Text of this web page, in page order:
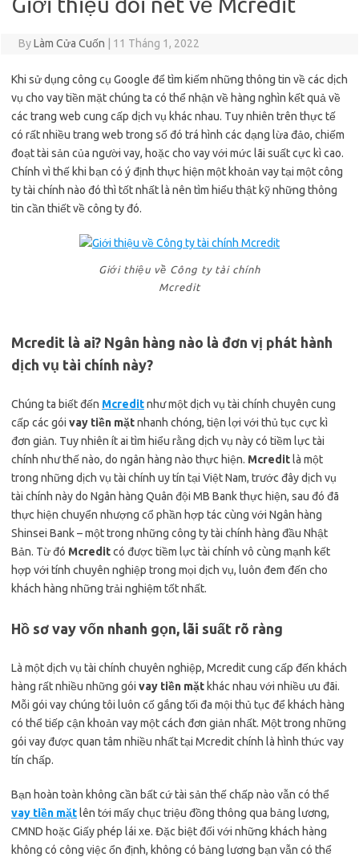
ByLàm Cửa Cuốn 11 Tháng 1, 2022
Khi sử dụng công cụ Google để tìm kiếm những thông tin về các dịch
vụ cho vay tiền mặt chúng ta có thể nhận về hàng nghìn kết quả về
các trang web cung cấp dịch vụ khác nhau. Tuy nhiên trên thực tế
có rất nhiều trang web trong số đó trá hình các dạng lừa đảo, chiếm
đoạt tài sản của người vay, hoặc cho vay với mức lãi suất cực kì cao.
Chính vì thế khi bạn có ý định thực hiện một khoản vay tại một công
ty tài chính nào đó thì tốt nhất là nên tìm hiểu thật kỹ những thông
tin cần thiết về công ty đó.
Giới thiệu về Công ty tài chính
Mcredit
Mcredit là ai? Ngân hàng nào là đơn vị phát hành
dịch vụ tài chính này?
Chúng ta biết đến Mcreditnhư một dịch vụ tài chính chuyên cung
cấp các gói vay tiền mặtnhanh chóng, tiện lợi với thủ tục cực kì
đơn giản. Tuy nhiên ít ai tìm hiểu rằng dịch vụ này có tiềm lực tài
chính như thế nào, do ngân hàng nào thực hiện. Mcredit là một
trong những dịch vụ tài chính uy tín tại Việt Nam, trước đây dịch vụ
tài chính này do Ngân hàng Quân đội MB Bank thực hiện, sau đó đã
thực hiện chuyển nhượng cổ phần hợp tác cùng với Ngân hàng
Shinsei Bank – một trong những công ty tài chính hàng đầu Nhật
Bản. Từ đó Mcreditcó được tiềm lực tài chính vô cùng mạnh kết
hợp với tính chuyên nghiệp trong mọi dịch vụ, luôn đem đến cho
khách hàng những trải nghiệm tốt nhất.
Hồ sơ vay vốn nhanh gọn, lãi suất rõ ràng
Là một dịch vụ tài chính chuyên nghiệp, Mcredit cung cấp đến khách
hàng rất nhiều những gói vay tiền mặt khác nhau với nhiều ưu đãi.
Mỗi gói vay chúng tôi luôn cố gắng tối đa mội thủ tục để khách hàng
có thể tiếp cận khoản vay một cách đơn giản nhất. Một trong những
gói vay được quan tâm nhiều nhất tại Mcredit chính là hình thức vay
tín chấp.
Bạn hoàn toàn không cần bất cứ tài sản thế chấp nào vẫn có thể
vay tiền mặt lên tới mấy chục triệu đồng thông qua bảng lương,
CMND hoặc Giấy phép lái xe. Đặc biệt đối với những khách hàng
không có công việc ổn định, không có bảng lương bạn vẫn có thể